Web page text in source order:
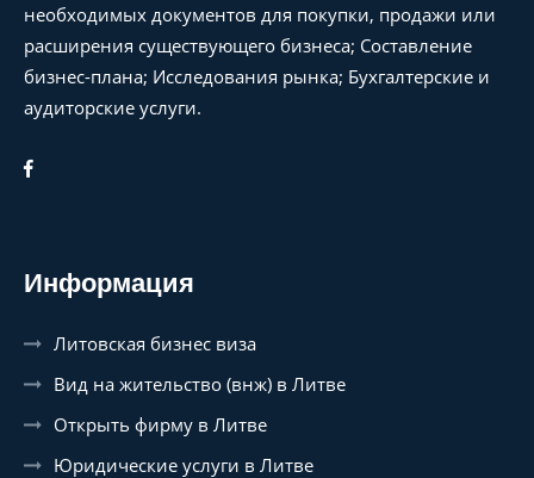
необходимых документов для покупки, продажи или
расширения существующего бизнеса; Составление
бизнес-плана; Исследования рынка; Бухгалтерские и
аудиторские услуги.
Информация
Литовская бизнес виза
Вид на жительство (внж) в Литве
Открыть фирму в Литве
Юридические услуги в Литве